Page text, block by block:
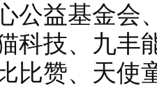
公益基金会
科技、九丰
比赞、天使